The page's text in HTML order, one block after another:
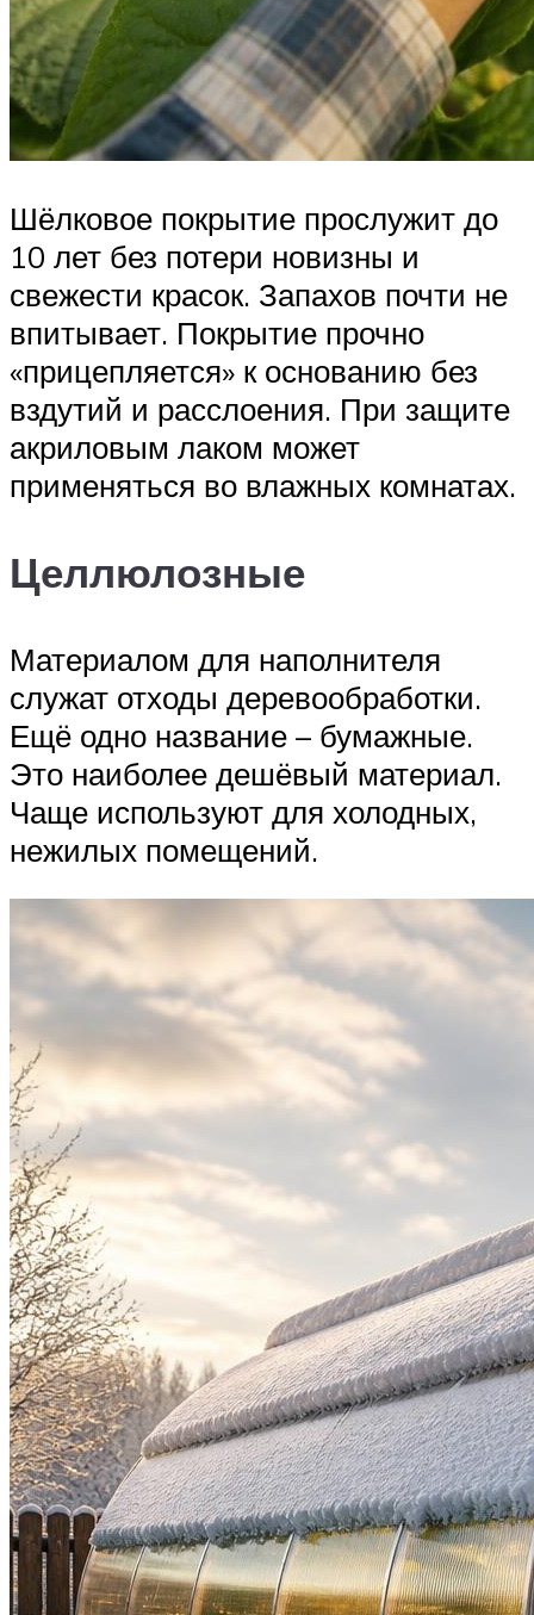
Шёлковое покрытие прослужит до
10 лет без потери новизны и
свежести красок. Запахов почти не
впитывает. Покрытие прочно
«прицепляется» к основанию без
вздутий и расслоения. При защите
акриловым лаком может
применяться во влажных комнатах.
Целлюлозные
Материалом для наполнителя
служат отходы деревообработки.
Ещё одно название – бумажные.
Это наиболее дешёвый материал.
Чаще используют для холодных,
нежилых помещений.